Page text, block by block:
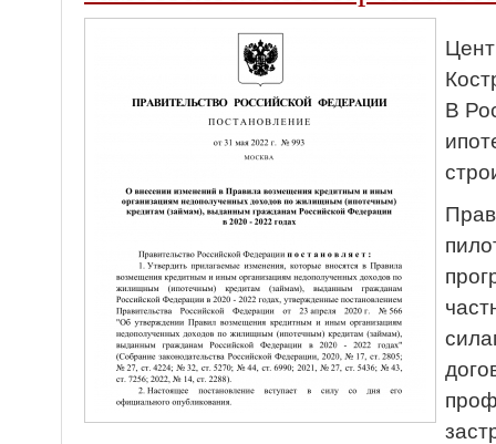
В